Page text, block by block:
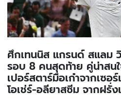
ศึกเทนนิส แกรนด์ สแลม
รอบ 8 คนสุดท้าย คู่น่าสน
เปอร์สตาร์มือเก๋าจากเซ
โอเช่ร์-อลียาสซีม จากฝรั่ง